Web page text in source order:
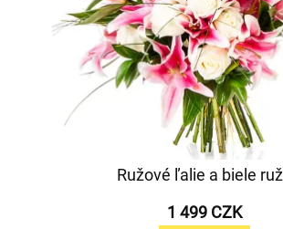
Ružové ľalie a biele
1 499 CZK